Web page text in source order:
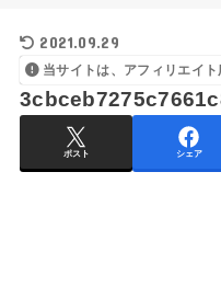
2021.09.29
当サイトは、アフィリエイト
ポスト シェア